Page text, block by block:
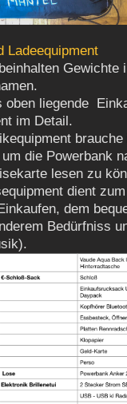
Ladeequipment
Gewichte
oben liegende
im Detail.
brauche
die Powerbank
lesen zu
dient
dem
Bedürfniss